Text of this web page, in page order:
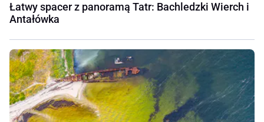
Łatwy spacer z panoramą Tatr: Bachledzki Wierch i
Antałówka